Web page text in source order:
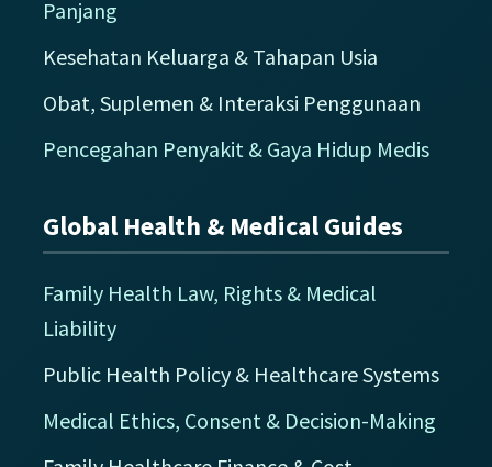
Panjang
Kesehatan Keluarga & Tahapan Usia
Obat, Suplemen & Interaksi Penggunaan
Pencegahan Penyakit & Gaya Hidup Medis
Global Health & Medical Guides
Family Health Law, Rights & Medical
Liability
Public Health Policy & Healthcare Systems
Medical Ethics, Consent & Decision-Making